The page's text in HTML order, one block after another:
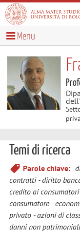
Menu
Temi di ricerca
Parole chiave:
contratti
diritto
credito ai consumatori
consumatore
privato
azioni di
danni non patrimoniali